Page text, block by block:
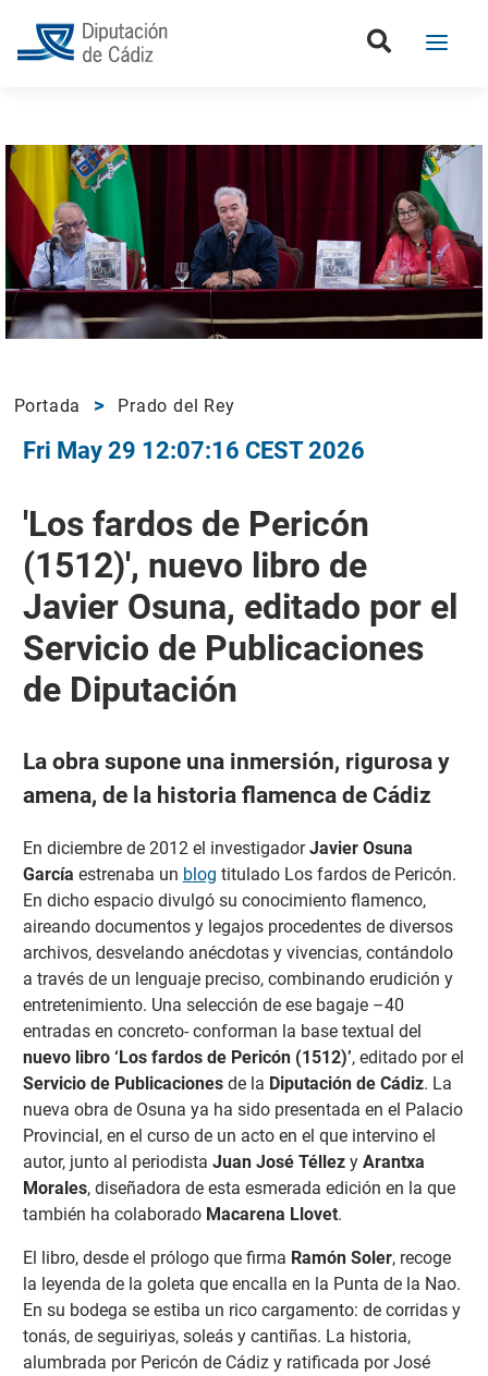
Portada Prado del Rey
Fri May 29 12:07:16 CEST 2026
'Los fardos de Pericón
(1512)', nuevo libro de
Javier Osuna, editado por el
Servicio de Publicaciones
de Diputación
La obra supone una inmersión, rigurosa y
amena, de la historia flamenca de Cádiz
En diciembre de 2012 el investigadorJavier Osuna
García estrenaba un blog titulado Los fardos de Pericón.
En dicho espacio divulgó su conocimiento flamenco,
aireando documentos y legajos procedentes de diversos
archivos, desvelando anécdotas y vivencias, contándolo
a través de un lenguaje preciso, combinando erudición y
entretenimiento. Una selección de ese bagaje –40
entradas en concreto- conforman la base textual del
nuevo libro ‘Los fardos de Pericón (1512)’, editado por el
Servicio de Publicaciones de la Diputación de Cádiz. La
nueva obra de Osuna ya ha sido presentada en el Palacio
Provincial, en el curso de un acto en el que intervino el
autor, junto al periodista Juan José Téllezy Arantxa
Morales, diseñadora de esta esmerada edición en la que
también ha colaborado Macarena Llovet.
El libro, desde el prólogo que firma Ramón Soler, recoge
la leyenda de la goleta que encalla en la Punta de la Nao.
En su bodega se estiba un rico cargamento: de corridas y
tonás, de seguiriyas, soleás y cantiñas. La historia,
alumbrada por Pericón de Cádiz y ratificada por José